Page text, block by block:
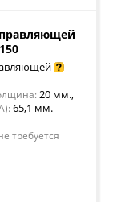
20 мм.,
65,1 мм.
требуется